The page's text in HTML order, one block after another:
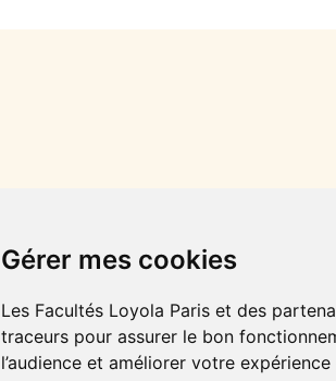
Gérer mes cookies
Les Facultés Loyola Paris et des
traceurs pour assurer le bon
l’audience et améliorer votre